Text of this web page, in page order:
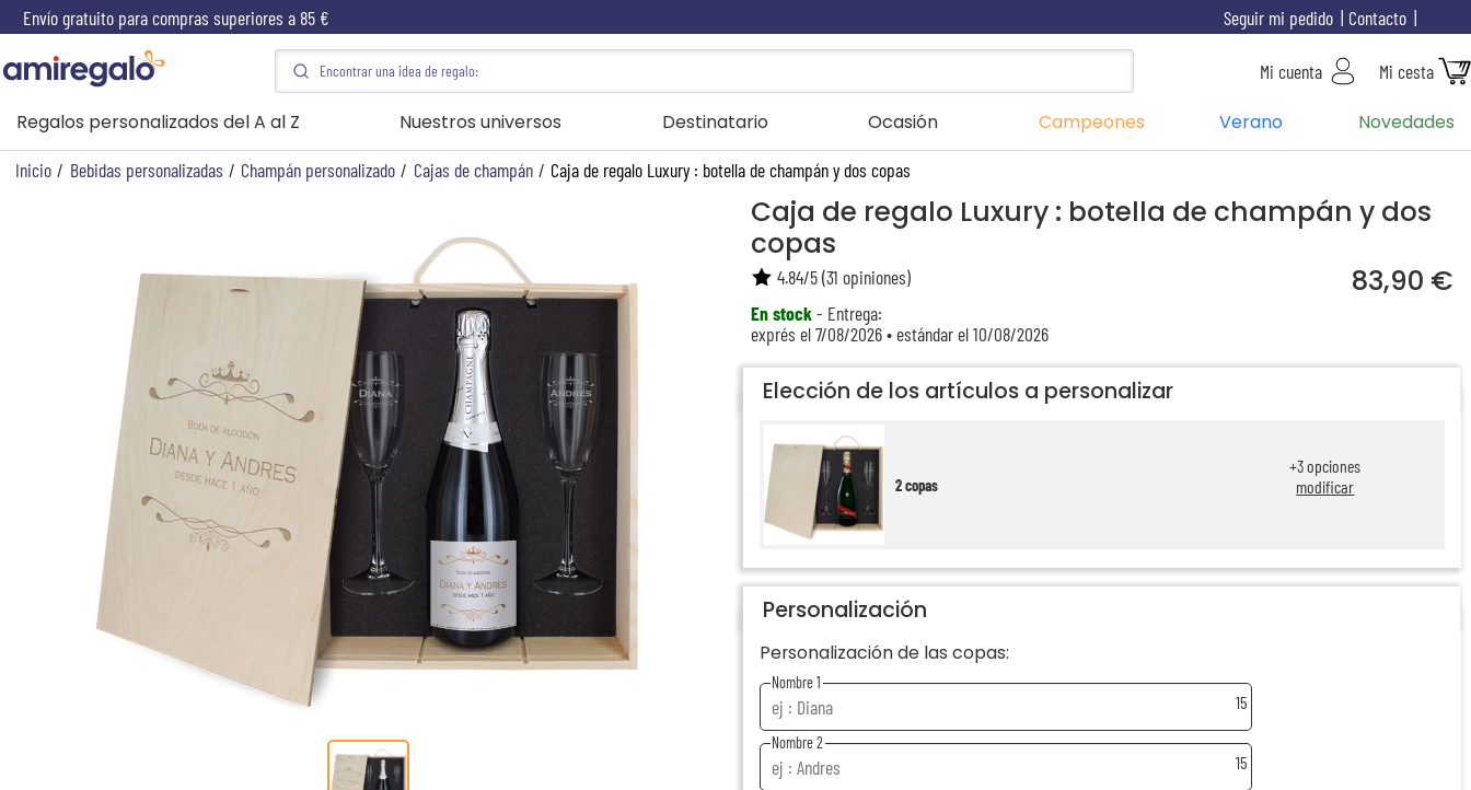
Envío gratuito para compras superiores a 85 € Contacto
Seguir mi pedido
Mi cuenta Mi cesta
Regalos personalizados del A al Z Nuestros universos Destinatario Ocasión Campeones Verano Novedades
Inicio / Bebidas personalizadas / Champán personalizado / Cajas de champán / Caja de regalo Luxury : botella de champán y dos copas
Caja de regalo Luxury : botella de champán y dos
copas
83,90 €
En stock- Entrega:
exprés el 7/08/2026 • estándar el 10/08/2026
4.84/5(31 opiniones)
Elección de los artículos a personalizar
2 copas
+3opciones
modificar
Personalización
Personalización de las copas:
Nombre 1
15
Nombre 2
15